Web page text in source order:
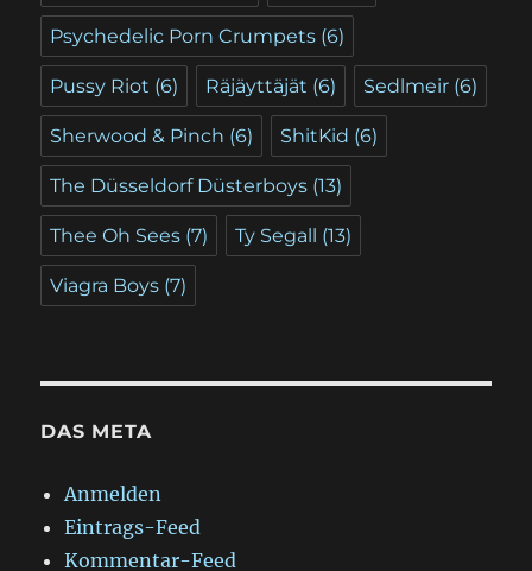
Psychedelic Porn Crumpets (6)
Pussy Riot (6) Räjäyttäjät (6) Sedlmeir (6)
Sherwood & Pinch (6) ShitKid (6)
The Düsseldorf Düsterboys (13)
Thee Oh Sees (7) Ty Segall (13)
Viagra Boys (7)
DAS META
Anmelden
Eintrags-Feed
Kommentar-Feed